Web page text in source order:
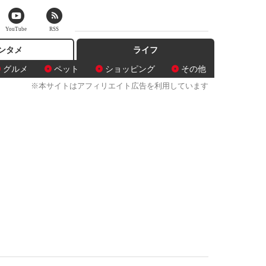
タメ
ライフ
グルメ
ペット ショッピング その他
※本サイトはアフィリエイト広告を利用しています
YouTube RSS